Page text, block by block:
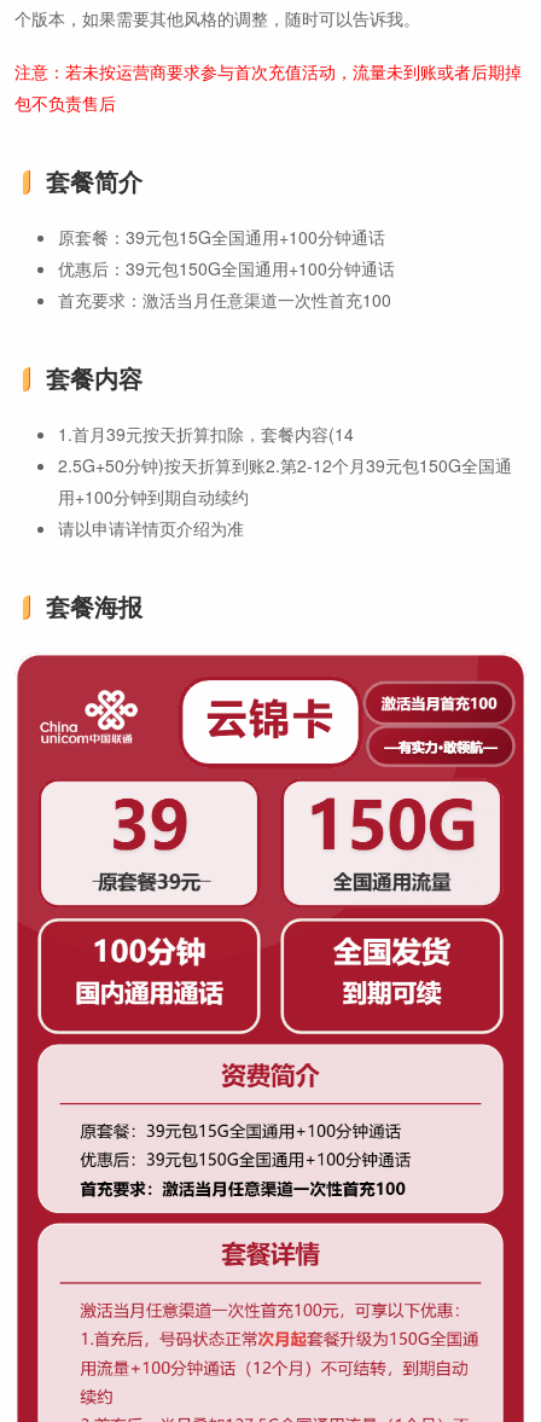
个版本，如果需要其他风格的调整，随时可以告诉我。
注意：若未按运营商要求参与首次充值活动，流量未到账或者后期掉
包不负责售后
套餐简介
原套餐：39元包15G全国通用+100分钟通话
优惠后：39元包150G全国通用+100分钟通话
首充要求：激活当月任意渠道一次性首充100
套餐内容
1.首月39元按天折算扣除，套餐内容(14
2.5G+50分钟)按天折算到账2.第2-12个月39元包150G全国通
用+100分钟到期自动续约
请以申请详情页介绍为准
套餐海报